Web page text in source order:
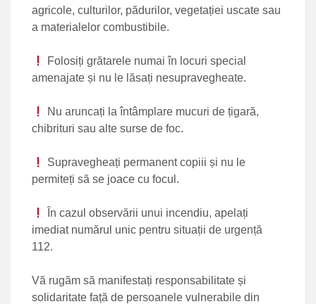
agricole, culturilor, pădurilor, vegetației uscate sau
a materialelor combustibile.
Folosiți grătarele numai în locuri special
amenajate și nu le lăsați nesupravegheate.
Nu aruncați la întâmplare mucuri de țigară,
chibrituri sau alte surse de foc.
Supravegheați permanent copiii și nu le
permiteți să se joace cu focul.
În cazul observării unui incendiu, apelați
imediat numărul unic pentru situații de urgență
112.
Vă rugăm să manifestați responsabilitate și
solidaritate față de persoanele vulnerabile din